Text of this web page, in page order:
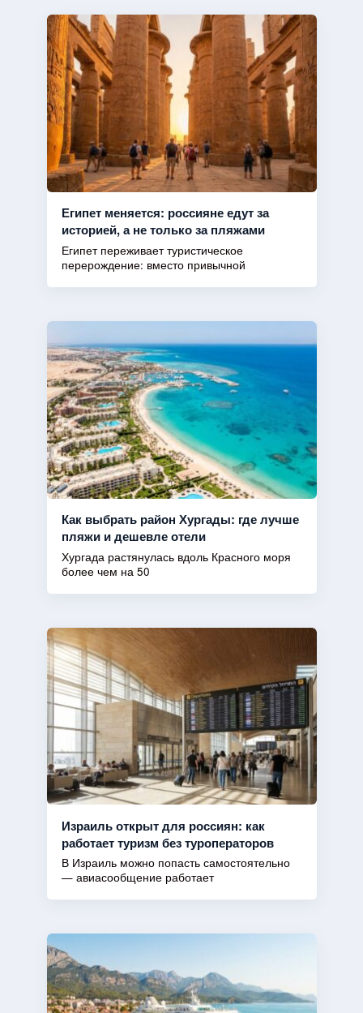
Египет меняется: россияне едут за
историей, а не только за пляжами
Египет переживает туристическое
перерождение: вместо привычной
Как выбрать район Хургады: где лучше
пляжи и дешевле отели
Хургада растянулась вдоль Красного моря
более чем на 50
Израиль открыт для россиян: как
работает туризм без туроператоров
В Израиль можно попасть самостоятельно
— авиасообщение работает